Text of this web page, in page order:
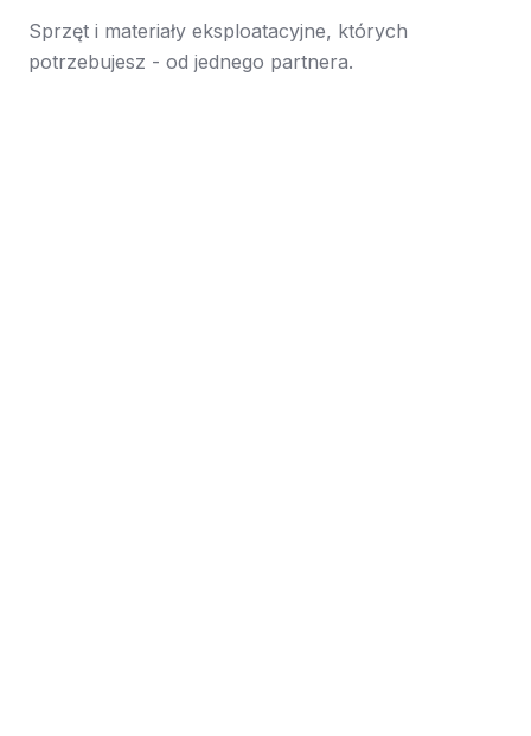
Sprzęt i materiały eksploatacyjne, których
potrzebujesz - od jednego partnera.